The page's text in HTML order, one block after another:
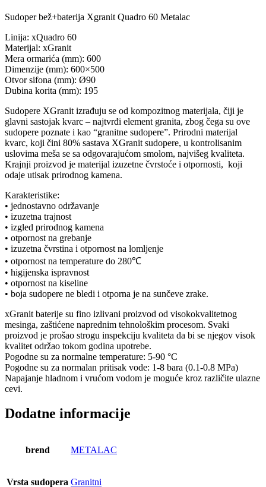
Sudoper bež+baterija Xgranit Quadro 60 Metalac
Linija: xQuadro 60
Materijal: xGranit
Mera ormarića (mm): 600
Dimenzije (mm): 600×500
Otvor sifona (mm): Ø90
Dubina korita (mm): 195
Sudopere XGranit izrađuju se od kompozitnog materijala, čiji je
glavni sastojak kvarc – najtvrđi element granita, zbog čega su ove
sudopere poznate i kao “granitne sudopere”. Prirodni materijal
kvarc, koji čini 80% sastava XGranit sudopere, u kontrolisanim
uslovima meša se sa odgovarajućom smolom, najvišeg kvaliteta.
Krajnji proizvod je materijal izuzetne čvrstoće i otpornosti, koji
odaje utisak prirodnog kamena.
Karakteristike:
• jednostavno održavanje
• izuzetna trajnost
• izgled prirodnog kamena
• otpornost na grebanje
• izuzetna čvrstina i otpornost na lomljenje
• otpornost na temperature do 280℃
• higijenska ispravnost
• otpornost na kiseline
• boja sudopere ne bledi i otporna je na sunčeve zrake.
xGranit baterije su fino izlivani proizvod od visokokvalitetnog
mesinga, zaštićene naprednim tehnološkim procesom. Svaki
proizvod je prošao strogu inspekciju kvaliteta da bi se njegov visok
kvalitet održao tokom godina upotrebe.
Pogodne su za normalne temperature: 5-90 °C
Pogodne su za normalan pritisak vode: 1-8 bara (0.1-0.8 MPa)
Napajanje hladnom i vrućom vodom je moguće kroz različite ulazne
cevi.
Dodatne informacije
brend METALAC
Vrsta sudopera Granitni